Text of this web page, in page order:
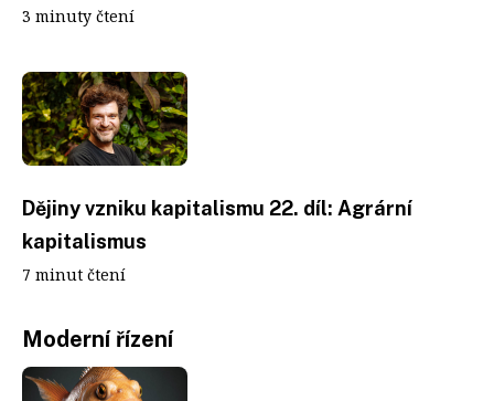
3 minuty čtení
Dějiny vzniku kapitalismu 22. díl: Agrární
kapitalismus
7 minut čtení
Moderní řízení